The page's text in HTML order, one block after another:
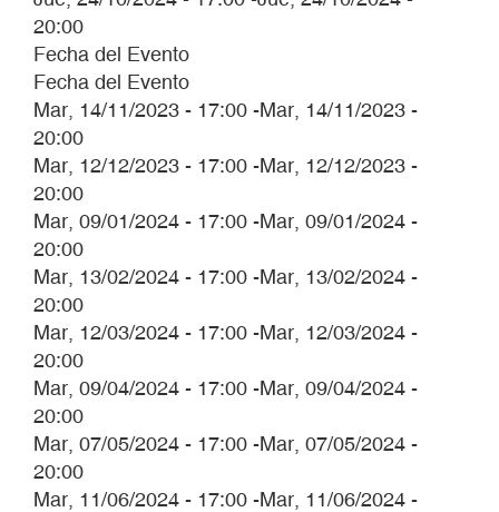
20:00
Fecha del Evento
Fecha del Evento
Mar, 14/11/2023 - 17:00 -Mar, 14/11/2023 -
20:00
Mar, 12/12/2023 - 17:00 -Mar, 12/12/2023 -
20:00
Mar, 09/01/2024 - 17:00 -Mar, 09/01/2024 -
20:00
Mar, 13/02/2024 - 17:00 -Mar, 13/02/2024 -
20:00
Mar, 12/03/2024 - 17:00 -Mar, 12/03/2024 -
20:00
Mar, 09/04/2024 - 17:00 -Mar, 09/04/2024 -
20:00
Mar, 07/05/2024 - 17:00 -Mar, 07/05/2024 -
20:00
Mar, 11/06/2024 - 17:00 -Mar, 11/06/2024 -